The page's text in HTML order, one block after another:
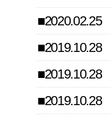
■2020.02.25
■2019.10.28
■2019.10.28
■2019.10.28